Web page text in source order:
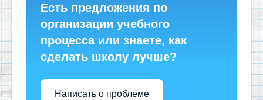
Есть предложения по
организации учебного
процесса или знаете, как
сделать школу лучше?
Написать о проблеме